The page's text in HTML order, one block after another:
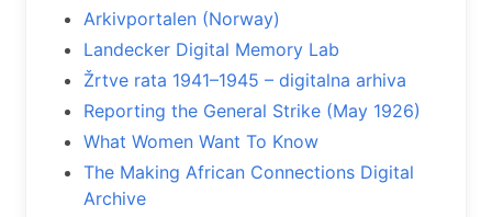
Arkivportalen (Norway)
Landecker Digital Memory Lab
Žrtve rata 1941–1945 – digitalna arhiva
Reporting the General Strike (May 1926)
What Women Want To Know
The Making African Connections Digital
Archive